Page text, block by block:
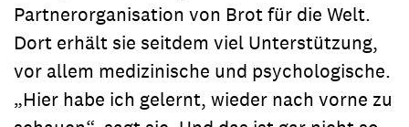
Partnerorganisation von Brot für die Welt.
Dort erhält sie seitdem viel Unterstützung,
vor allem medizinische und psychologische.
„Hier habe ich gelernt, wieder nach vorne zu